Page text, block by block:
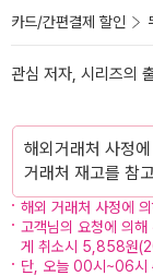
카드/간편결제 할인
관심 저자, 시리즈의
해외거래처 사정
거래처 재고를 참
해외 거래처 사정에
고객님의 요청에 의
게 취소시 5,858원
단, 오늘 00시~06시